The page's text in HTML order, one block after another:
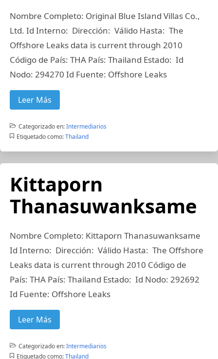
Nombre Completo: Original Blue Island Villas Co.,
Ltd. Id Interno: Dirección: Válido Hasta: The
Offshore Leaks data is current through 2010
Código de País: THA País: Thailand Estado: Id
Nodo: 294270 Id Fuente: Offshore Leaks
Leer Más
Categorizado en:Intermediarios
Etiquetado como: Thailand
Kittaporn
Thanasuwanksame
Nombre Completo: Kittaporn Thanasuwanksame
Id Interno: Dirección: Válido Hasta: The Offshore
Leaks data is current through 2010 Código de
País: THA País: Thailand Estado: Id Nodo: 292692
Id Fuente: Offshore Leaks
Leer Más
Categorizado en:Intermediarios
Etiquetado como: Thailand